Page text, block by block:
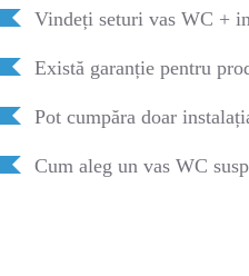
Vindeți seturi vas WC +
Există garanție pentru
Pot cumpăra doar
Cum aleg un vas WC